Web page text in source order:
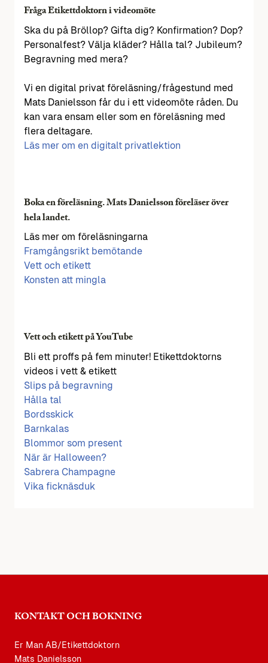
Fråga Etikettdoktorn i videomöte
Ska du på Bröllop? Gifta dig? Konfirmation? Dop?
Personalfest? Välja kläder? Hålla tal? Jubileum?
Begravning med mera?
Vi en digital privat föreläsning/frågestund med
Mats Danielsson får du i ett videomöte råden. Du
kan vara ensam eller som en föreläsning med
flera deltagare.
Läs mer om en digitalt privatlektion
Boka en föreläsning. Mats Danielsson föreläser över
hela landet.
Läs mer om föreläsningarna
Framgångsrikt bemötande
Vett och etikett
Konsten att mingla
Vett och etikett på YouTube
Bli ett proffs på fem minuter! Etikettdoktorns
videos i vett & etikett
Slips på begravning
Hålla tal
Bordsskick
Barnkalas
Blommor som present
När är Halloween?
Sabrera Champagne
Vika ficknäsduk
KONTAKT OCH BOKNING
Er Man AB/Etikettdoktorn
Mats Danielsson